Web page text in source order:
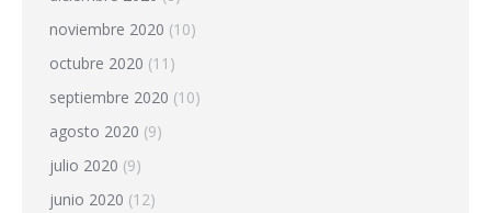
noviembre 2020 (10)
octubre 2020 (11)
septiembre 2020 (10)
agosto 2020 (9)
julio 2020 (9)
junio 2020 (12)